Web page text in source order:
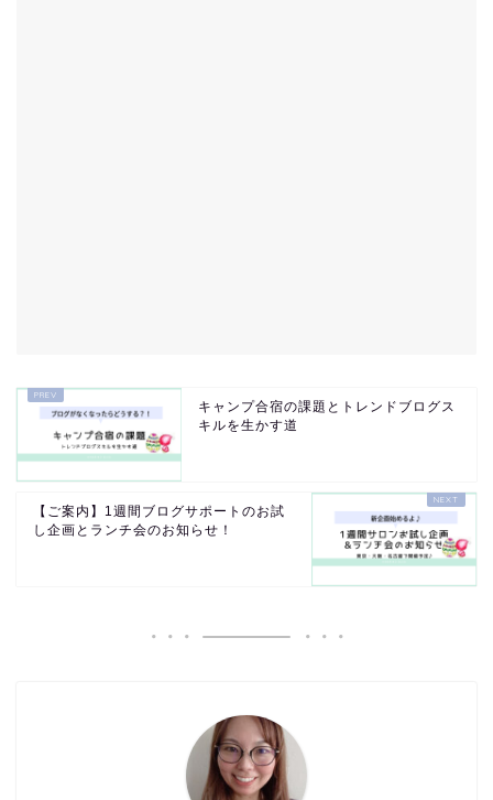
キャンプ合宿の課題とトレンドブログス
キルを生かす道
【ご案内】1週間ブログサポートのお試
し企画とランチ会のお知らせ！